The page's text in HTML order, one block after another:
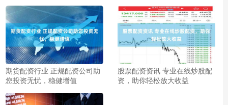
期货配资行业 正规配资公司助
您投资无忧，稳健增值
股票配资资讯 专业在线炒股配
资，助你轻松放大收益